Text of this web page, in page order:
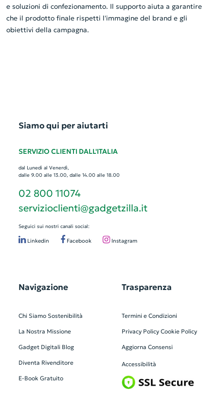
e soluzioni di confezionamento. Il supporto aiuta a garantire
che il prodotto finale rispetti l'immagine del brand e gli
obiettivi della campagna.
Siamo qui per aiutarti
SERVIZIO CLIENTI DALL'ITALIA
dal Lunedì al Venerdì,
dalle 9.00 alle 13.00, dalle 14.00 alle 18.00
02 800 11074
servizioclienti@gadgetzilla.it
Seguici sui nostri canali social:
Linkedin Facebook Instagram
Navigazione
Chi Siamo Sostenibilità
La Nostra Missione
Gadget Digitali Blog
Diventa Rivenditore
E-Book Gratuito
Trasparenza
Termini e Condizioni
Privacy Policy Cookie Policy
Aggiorna Consensi
Accessibilità